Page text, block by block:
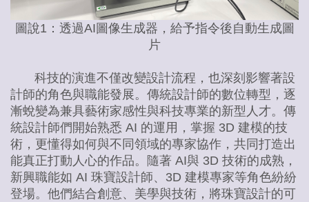
圖說1：透過AI圖像生成器，給予指令後自動生成圖
片
科技的演進不僅改變設計流程，也深刻影響著設
計師的角色與職能發展。傳統設計師的數位轉型，逐
漸蛻變為兼具藝術家感性與科技專業的新型人才。傳
統設計師們開始熟悉 AI 的運用，掌握 3D 建模的技
術，更懂得如何與不同領域的專家協作，共同打造出
能真正打動人心的作品。隨著 AI與 3D 技術的成熟，
新興職能如 AI 珠寶設計師、3D 建模專家等角色紛紛
登場。他們結合創意、美學與技術，將珠寶設計的可